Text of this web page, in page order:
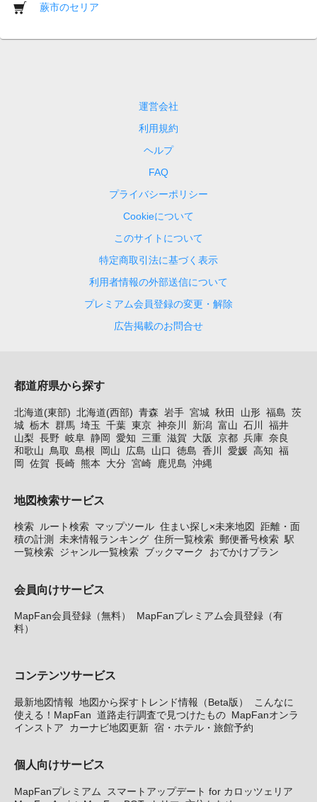
蕨市のセリア
運営会社
利用規約
ヘルプ
FAQ
プライバシーポリシー
Cookieについて
このサイトについて
特定商取引法に基づく表示
利用者情報の外部送信について
プレミアム会員登録の変更・解除
広告掲載のお問合せ
都道府県から探す
北海道(東部) 北海道(西部) 青森 岩手 宮城 秋田 山形 福島 茨
城 栃木 群馬 埼玉 千葉 東京 神奈川 新潟 富山 石川
福井
山梨 長野 岐阜 静岡 愛知 三重 滋賀 大阪 京都 兵庫 奈良
和歌山
鳥取 島根 岡山 広島 山口 徳島 香川 愛媛 高知 福
岡 佐賀 長崎 熊本 大分 宮崎 鹿児島 沖縄
地図検索サービス
検索 ルート検索 マップツール 住まい探し×未来地図
距離・面
積の計測
未来情報ランキング 住所一覧検索 郵便番号検索 駅
一覧検索 ジャンル一覧検索 ブックマーク おでかけプラン
会員向けサービス
MapFan会員登録（無料）
MapFanプレミアム会員登録（有
料）
コンテンツサービス
最新地図情報 地図から探すトレンド情報（Beta版）
こんなに
使える！MapFan 道路走行調査で見つけたもの MapFanオンラ
インストア
カーナビ地図更新 宿・ホテル・旅館予約
個人向けサービス
MapFanプレミアム
スマートアップデート for カロッツェリア